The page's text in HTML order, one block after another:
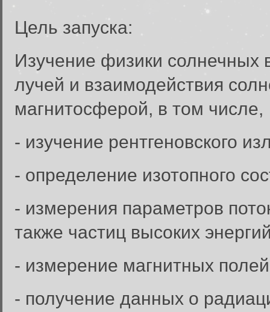
Цель запуска:
Изучение физики солнечных
лучей и взаимодействия
магнитосферой, в том числе,
- изучение рентгеновского
- определение изотопного
- измерения параметров
также частиц высоких
- измерение магнитных
- получение данных о